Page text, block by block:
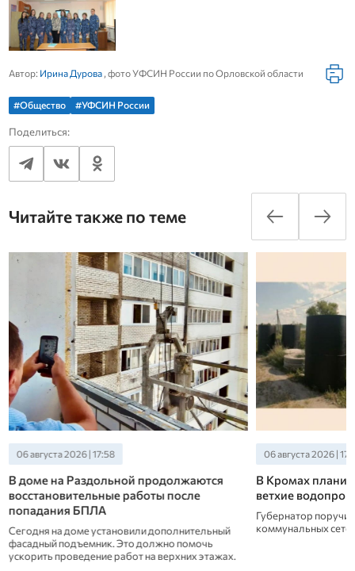
Автор: Ирина Дурова, фото УФСИН России по Орловской области
#Общество #УФСИН России
Поделиться:
Читайте также по теме
06 августа 2026 | 17:58
В доме на Раздольной продолжаются
восстановительные работы после
попадания БПЛА
Сегодня на доме установили дополнительный
фасадный подъемник. Это должно помочь
ускорить проведение работ на верхних этажах.
06 августа 2026 |
В Кромах
ветхие
Губернатор
коммунальных